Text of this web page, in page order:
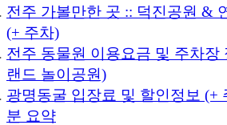
전주 가볼만한 곳 :: 덕진공원 &
(+ 주차)
전주 동물원 이용요금 및 주차장
랜드 놀이공원)
광명동굴 입장료 및 할인정보 (+
분 요약